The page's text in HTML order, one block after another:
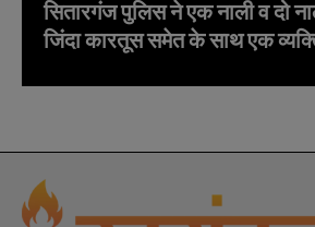
सितारगंज पुलिस ने एक नाली व दो
जिंदा कारतूस समेत के साथ एक